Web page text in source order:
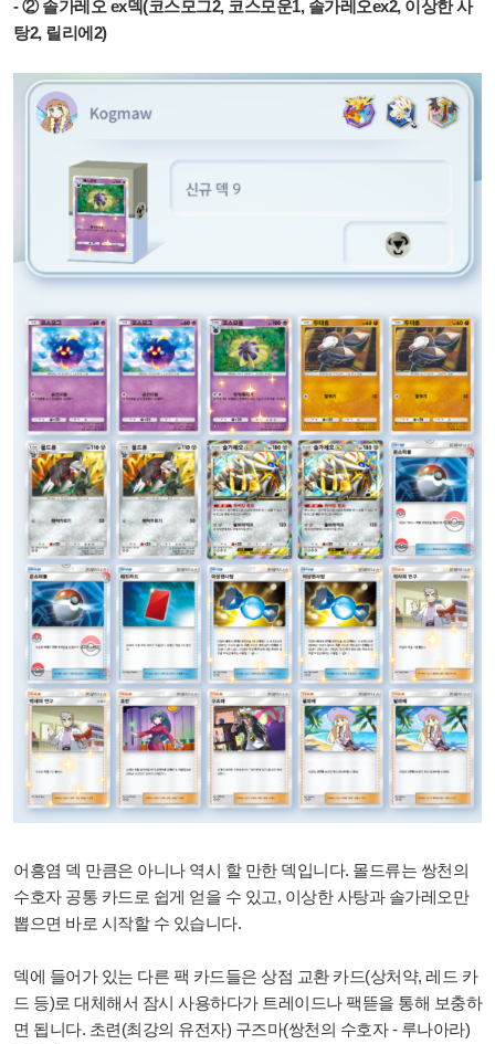
- ② 솔가레오 ex덱(코스모그2, 코스모운1, 솔가레오ex2, 이상한 사
탕2, 릴리에2)
어흥염 덱 만큼은 아니나 역시 할 만한 덱입니다. 몰드류는 쌍천의
수호자 공통 카드로 쉽게 얻을 수 있고, 이상한 사탕과 솔가레오만
뽑으면 바로 시작할 수 있습니다.
덱에 들어가 있는 다른 팩 카드들은 상점 교환 카드(상처약, 레드 카
드 등)로 대체해서 잠시 사용하다가 트레이드나 팩뜯을 통해 보충하
면 됩니다. 초련(최강의 유전자) 구즈마(쌍천의 수호자 - 루나아라)